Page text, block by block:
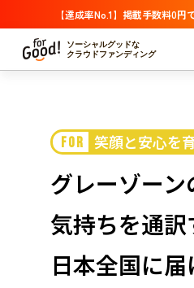
【達成率No.1】掲載手数料0
ソーシャルグッドな
クラウドファンディング
プロジェクトからさがす
カテゴリーからさがす
注目 新着
支援金額が多
支援人数が多い
終了日が近
カテゴリーからさがす
国際協力 医療・福祉
子
環境・エシカル
人権・マイ
FOR 笑顔と安心を
グレーゾー
気持ちを通
日本全国に